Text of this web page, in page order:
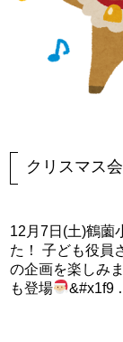
クリスマス
12月7日(土)鶴薗
た！ 子ども役員
の企画を楽しみ
も登場
&#x1f9